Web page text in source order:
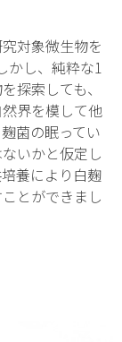
対象微生物を
かし、純粋な1
探索しても、
界を模して他
菌の眠ってい
いかと仮定し
養により白麹
とができまし